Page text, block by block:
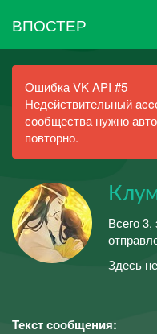
ВПОСТЕР
Ошибка VK API #5
Недействительный
сообщества нужно
повторно.
Всего
Здесь
Текст сообщения: